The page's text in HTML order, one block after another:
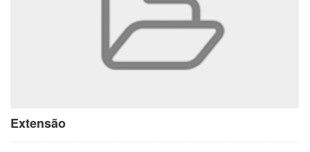
Extensão